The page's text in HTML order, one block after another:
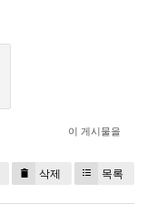
이 게시물을
삭제 목록